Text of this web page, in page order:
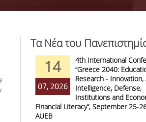
Τα Νέα του
14
07, 2026
4th International
“Greece 2040:
Research - Innovation,
Intelligence, Defense,
Institutions and
Financial Literacy”, September 25-
AUEB